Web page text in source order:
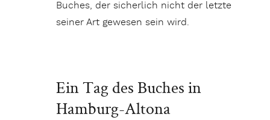
Buches, der sicherlich nicht der letzte
seiner Art gewesen sein wird.
Ein Tag des Buches in
Hamburg-Altona